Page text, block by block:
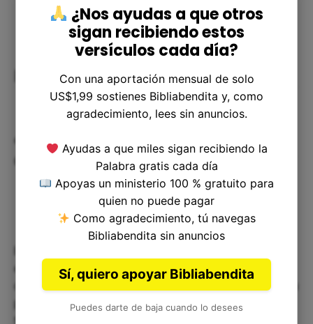
Preguntas frecuentes
¿Por qué Dios permitió que el
corazón del faraón se endureciera?
ellas es que Dios estaba usando la obstinación
del faraón para demostrar su poder y mostrar a su
pueblo que era Él quien los guiaba. Asimismo,
¿Nos ayudas a que otros
sigan recibiendo estos
versículos cada día?
Con una aportación mensual de solo
US$1,99 sostienes Bibliabendita y, como
agradecimiento, lees sin anuncios.
Ayudas a que miles sigan recibiendo la
Palabra gratis cada día
Apoyas un ministerio 100 % gratuito para
quien no puede pagar
Como agradecimiento, tú navegas
Bibliabendita sin anuncios
Sí, quiero apoyar Bibliabendita
Puedes darte de baja cuando lo desees